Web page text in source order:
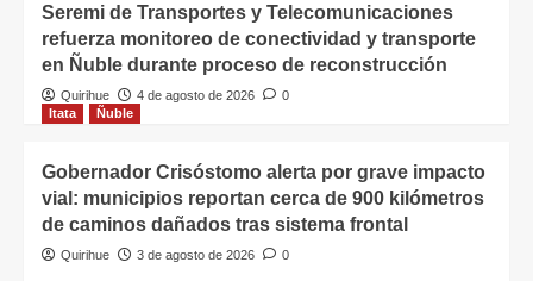
Seremi de Transportes y Telecomunicaciones
refuerza monitoreo de conectividad y transporte
en Ñuble durante proceso de reconstrucción
Quirihue 4 de agosto de 2026
0
Itata
Ñuble
Gobernador Crisóstomo alerta por grave impacto
vial: municipios reportan cerca de 900 kilómetros
de caminos dañados tras sistema frontal
Quirihue 3 de agosto de 2026 0